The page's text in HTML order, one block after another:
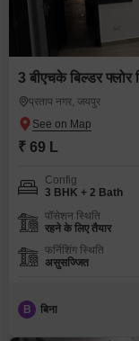
3 बीएचके बिल्डर फ्लोर
प्रताप नगर, जयपुर
₹ 69 L
Config
3 BHK + 2 Bath
पॉसेशन स्थिति
रहने के लिए तैयार
फर्निशिंग स्थिति
असुसज्जित
B बिना